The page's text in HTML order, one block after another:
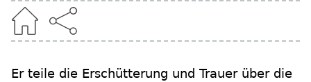
Er teile die Erschütterung und Trauer über die